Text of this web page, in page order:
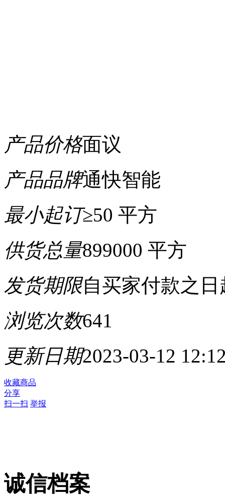
产品价格面议
产品品牌通快智能
最小起订≥50 平方
供货总量899000 平方
发货期限自买家付款之
浏览次数641
更新日期2023-03-12
收藏商品
分享
扫一扫 举报
诚信档案